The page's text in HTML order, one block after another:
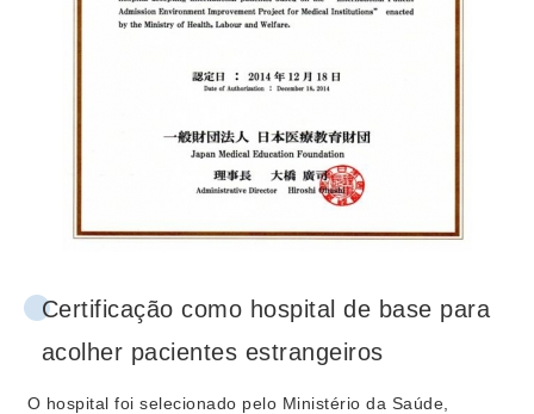
Certificação como hospital de base para
acolher pacientes estrangeiros
O hospital foi selecionado pelo Ministério da Saúde,